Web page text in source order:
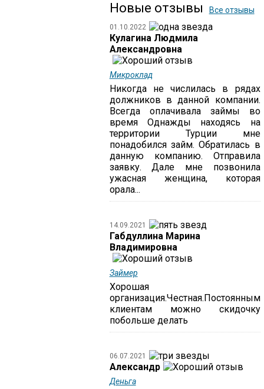
Новые отзывы Все отзывы
01.10.2022
Кулагина Людмила
Александровна
Микроклад
Никогда не числилась в рядах
должников в данной компании.
Всегда оплачивала займы во
время Однажды находясь на
территории Турции мне
понадобился займ. Обратилась в
данную компанию. Отправила
заявку. Дале мне позвонила
ужасная женщина, которая
орала...
14.09.2021
Габдуллина Марина
Владимировна
Займер
Хорошая
организация.Честная.Постоянным
клиентам можно скидочку
побольше делать
06.07.2021
Александр
Деньга